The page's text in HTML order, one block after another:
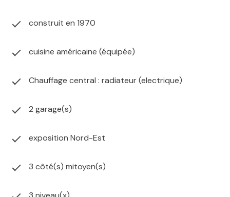
construit en 1970
cuisine américaine (équipée)
Chauffage central : radiateur (electrique)
2 garage(s)
exposition Nord-Est
3 côté(s) mitoyen(s)